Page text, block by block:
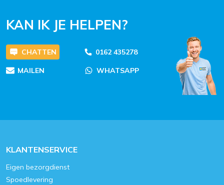
KAN IK JE HELPEN?
CHATTEN 0162 435278
MAILEN WHATSAPP
KLANTENSERVICE
Eigen bezorgdienst
Spoedlevering